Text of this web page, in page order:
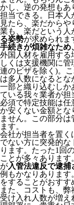
かし、逆の発想もあ
担当できる。日本人
見たら、楽だから
業も、楽だという人
る姿勢が求められま
手続きが煩雑なため
外国人材を雇用する
しくは支援機関に
連のビザを除く)。
は多人数になると
一部と織り込むしか
ている我々業者が担
必須で特定技能は
か安くない金額とな
ません。この部分
ます。
会社が担当者を置く
でない方に突発的
ります。たった1回
ことが多々ありま
が入管法違反で逮捕
例もかなりあります
をすることがおすす
また、コストも、弊
受け入れ人数が増